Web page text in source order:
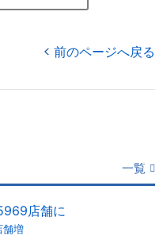
前のページへ戻る
一覧
店舗に
舗増